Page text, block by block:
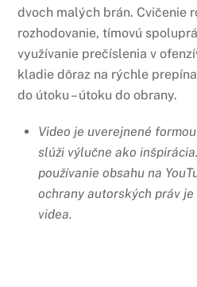
dvoch malých brán. Cvičenie
rozhodovanie, tímovú
využívanie prečíslenia v
kladie dôraz na rýchle
do útoku – útoku do obrany.
Video je uverejnené
slúži výlučne ako inšpirácia.
používanie obsahu na
ochrany autorských práv
videa.